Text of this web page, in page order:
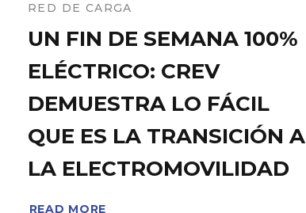
RED DE CARGA
UN FIN DE SEMANA 100%
ELÉCTRICO: CREV
DEMUESTRA LO FÁCIL
QUE ES LA TRANSICIÓN A
LA ELECTROMOVILIDAD
READ MORE